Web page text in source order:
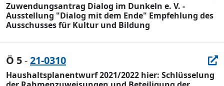
Zuwendungsantrag Dialog im Dunkeln e. V. -
Ausstellung "Dialog mit dem Ende" Empfehlung des
Ausschusses für Kultur und Bildung
Ö 5-21-0310
Haushaltsplanentwurf 2021/2022 hier: Schlüsselung